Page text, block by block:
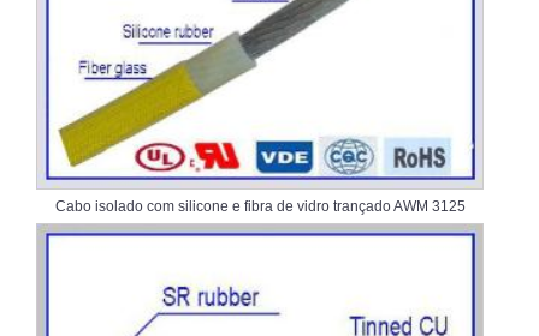
Cabo isolado com silicone e fibra de vidro trançado AWM 3125